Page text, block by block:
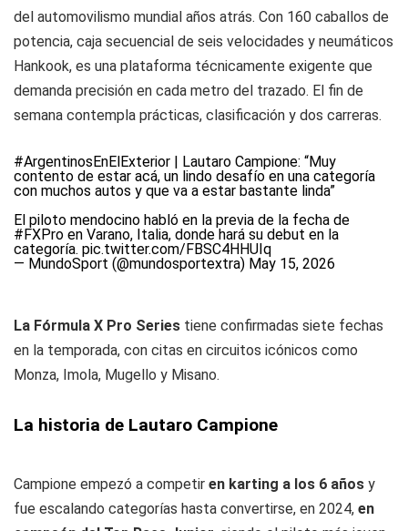
del automovilismo mundial años atrás. Con 160 caballos de
potencia, caja secuencial de seis velocidades y neumáticos
Hankook, es una plataforma técnicamente exigente que
demanda precisión en cada metro del trazado. El fin de
semana contempla prácticas, clasificación y dos carreras.
#ArgentinosEnElExterior | Lautaro Campione: “Muy
contento de estar acá, un lindo desafío en una categoría
con muchos autos y que va a estar bastante linda”
El piloto mendocino habló en la previa de la fecha de
#FXPro en Varano, Italia, donde hará su debut en la
categoría. pic.twitter.com/FBSC4HHUIq
— MundoSport (@mundosportextra) May 15, 2026
La Fórmula X Pro Series tiene confirmadas siete fechas
en la temporada, con citas en circuitos icónicos como
Monza, Imola, Mugello y Misano.
La historia de Lautaro Campione
Campione empezó a competir en karting a los 6 años y
fue escalando categorías hasta convertirse, en 2024, en